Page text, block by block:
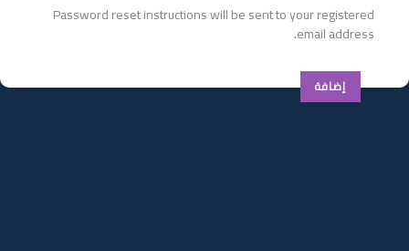
Password reset instructions will be sent to your registered
email address.